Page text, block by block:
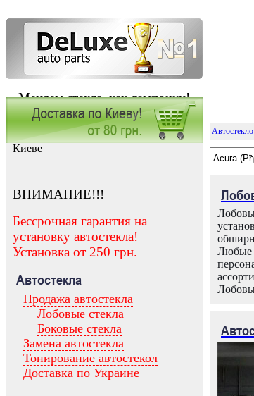
Меняем стекла, как лампочки!
Заказать установку автостекла в
Киеве
ВНИМАНИЕ!!!
Бессрочная гарантия на
установку автостекла!
Установка от 250 грн.
Автостекла
Продажа автостекла
Лобовые стекла
Боковые стекла
Замена автостекла
Тонирование автостекол
Доставка по Украине
Любые